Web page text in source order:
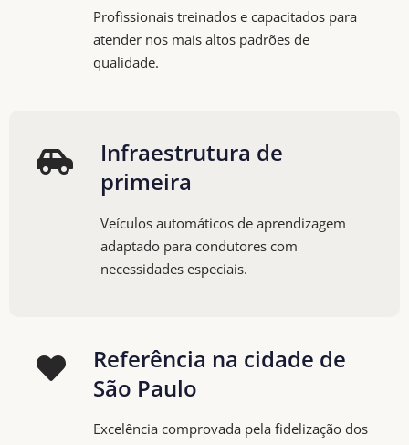
Profissionais treinados e capacitados para
atender nos mais altos padrões de
qualidade.
Infraestrutura de
primeira
Veículos automáticos de aprendizagem
adaptado para condutores com
necessidades especiais.
Referência na cidade de
São Paulo
Excelência comprovada pela fidelização dos